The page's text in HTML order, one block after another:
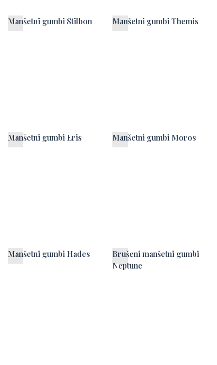
Manšetni gumbi Stilbon Manšetni gumbi Themis
Manšetni gumbi Eris Manšetni gumbi Moros
Manšetni gumbi Hades
Brušeni manšetni gumbi
Neptune